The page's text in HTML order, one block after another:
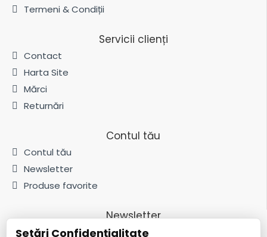
Termeni & Condiții
Servicii clienți
Contact
Harta Site
Mărci
Returnări
Contul tău
Contul tău
Newsletter
Produse favorite
Newsletter
Fii la curent cu noutățile și promoțiile abonându-te la newsletter-ul
Setări Confidențialitate